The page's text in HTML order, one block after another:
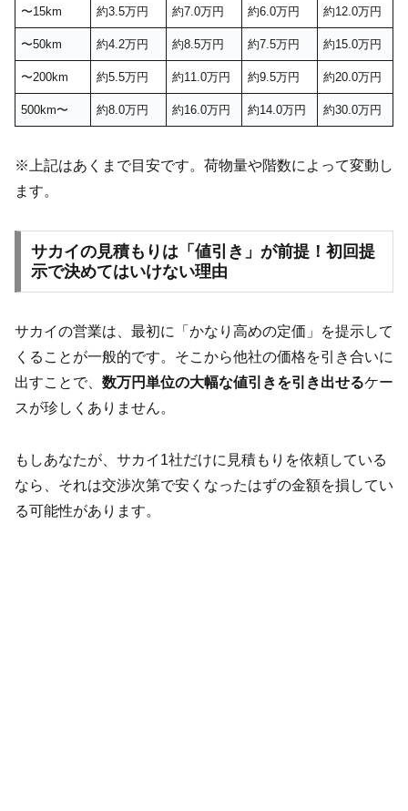
〜15km 約3.5万円 約7.0万円 約6.0万円 約12.0万円
〜50km 約4.2万円 約8.5万円 約7.5万円 約15.0万円
〜200km 約5.5万円 約11.0万円 約9.5万円 約20.0万円
500km〜 約8.0万円 約16.0万円 約14.0万円 約30.0万円
※上記はあくまで目安です。荷物量や階数によって変動し
ます。
サカイの見積もりは「値引き」が前提！初回提
示で決めてはいけない理由
サカイの営業は、最初に「かなり高めの定価」を提示して
くることが一般的です。そこから他社の価格を引き合いに
出すことで、 数万円単位の大幅な値引きを引き出せるケー
スが珍しくありません。
もしあなたが、サカイ1社だけに見積もりを依頼している
なら、それは交渉次第で安くなったはずの金額を損してい
る可能性があります。